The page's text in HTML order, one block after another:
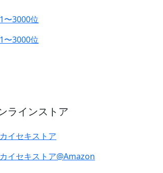
〜3000位
〜3000位
ラインストア
カイセキストア
カイセキストア@Amazon